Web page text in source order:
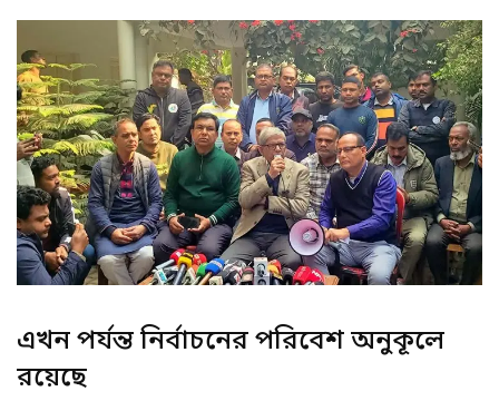
এখন পর্যন্ত নির্বাচনের পরিবেশ অনুকূলে
রয়েছে